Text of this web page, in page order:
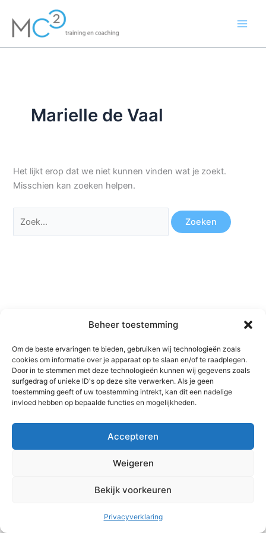
Beheer toestemming
Om de beste ervaringen te bieden, gebruiken wij technologieën zoals
cookies om informatie over je apparaat op te slaan en/of te raadplegen.
Door in te stemmen met deze technologieën kunnen wij gegevens zoals
surfgedrag of unieke ID's op deze site verwerken. Als je geen
toestemming geeft of uw toestemming intrekt, kan dit een nadelige
invloed hebben op bepaalde functies en mogelijkheden.
Accepteren
Weigeren
Bekijk voorkeuren
Privacyverklaring
naar
inhoud
Marielle de Vaal
Het lijkt erop dat we niet kunnen vinden wat je zoekt.
Misschien kan zoeken helpen.
naar:
Copyright © 2026 MC2 training en coaching | Aangedreven door